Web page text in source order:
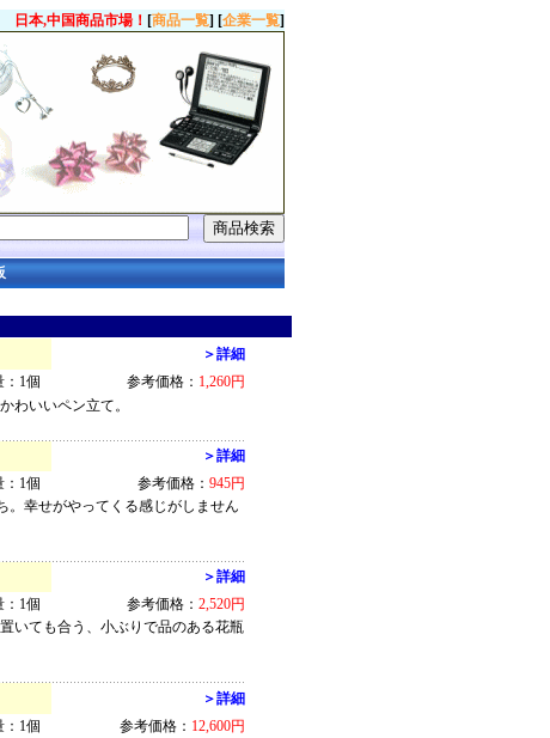
日本,中国商品市場！ [商品一覧] [企業一覧]
＞詳細
：1個 参考価格： 1,260円
わいいペン立て。
＞詳細
：1個 参考価格： 945円
。幸せがやってくる感じがしません
＞詳細
：1個 参考価格： 2,520円
いても合う、小ぶりで品のある花瓶
＞詳細
：1個 参考価格： 12,600円